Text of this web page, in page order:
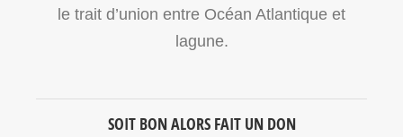
le trait d’union entre Océan Atlantique et
lagune.
SOIT BON ALORS FAIT UN DON